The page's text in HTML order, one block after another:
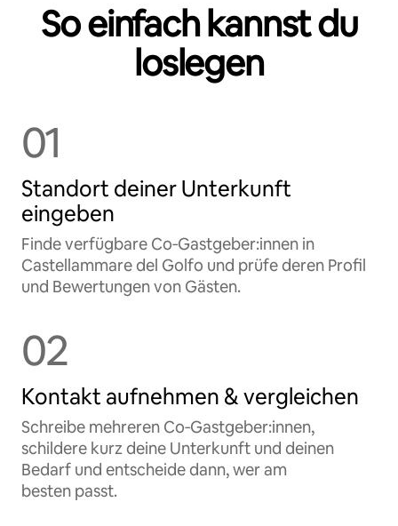
So einfach kannst du
loslegen
01
Standort deiner Unterkunft
eingeben
Finde verfügbare Co‑Gastgeber:innen in
Castellammare del Golfo und prüfe deren Profil
und Bewertungen von Gästen.
02
Kontakt aufnehmen & vergleichen
Schreibe mehreren Co‑Gastgeber:innen,
schildere kurz deine Unterkunft und deinen
Bedarf und entscheide dann, wer am
besten passt.